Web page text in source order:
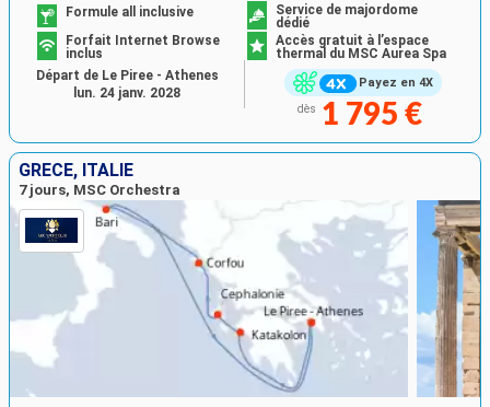
Payez en 4X
Formule all inclusive
Service de majordome
dédié
Forfait Internet Browse
inclus
Accès gratuit à l’espace
thermal du MSC Aurea Spa
dès 1 795 €
Départ de Le Piree - Athenes
lun. 24 janv. 2028
GRÈCE, ITALIE
7 jours, MSC Orchestra